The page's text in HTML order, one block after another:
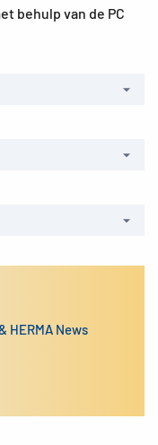
behulp van de PC
HERMA News